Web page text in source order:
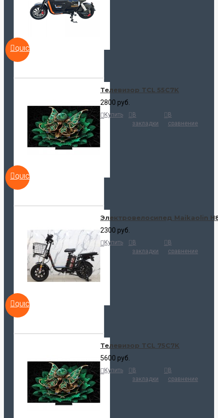
QUICKVIEW
QUICKVIEW
Телевизор TCL 55C7K
2800 руб.
Купить
В
закладки
В
сравнение
QUICKVIEW
Электровелосипед Maikaolin
2300 руб.
Купить
В
закладки
В
сравнение
Телевизор TCL 75C7K
5600 руб.
Купить
В
закладки
В
сравнение